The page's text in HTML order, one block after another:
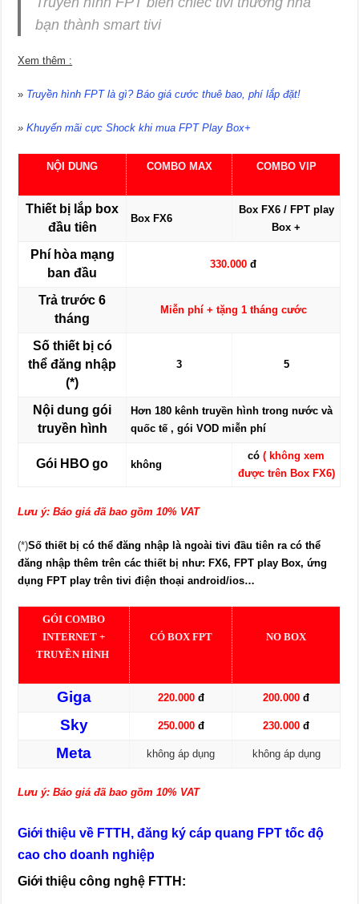
bạn thành smart tivi
Xem thêm :
» Truyền hình FPT là gì? Báo giá cước thuê bao, phí lắp đặt!
»Khuyến mãi cực Shock khi mua FPT Play Box+
NỘI DUNG COMBO MAX COMBO VIP
Thiết bị lắp box
đầu tiên
Box FX6
Box FX6 / FPT play
Box +
Phí hòa mạng
ban đầu
330.000đ
Trả trước 6
tháng
Miễn phí + tặng 1 tháng cước
Số thiết bị có
thể đăng nhập
(*)
3 5
Nội dung gói
truyền hình
Hơn 180 kênh truyền hình trong nước và
quốc tế , gói VOD miễn phí
Gói HBO go không
có ( không xem
được trên Box FX6)
Lưu ý: Báo giá đã bao gồm 10% VAT
(*)Số thiết bị có thể đăng nhập là ngoài tivi đầu tiên ra có thể
đăng nhập thêm trên các thiết bị như: FX6, FPT play Box, ứng
dụng FPT play trên tivi điện thoại android/ios…
GÓI COMBO
INTERNET +
TRUYỀN HÌNH
CÓ BOX FPT NO BOX
Giga 220.000 đ 200.000đ
Sky 250.000 đ 230.000đ
Meta không áp dụng không áp dụng
Lưu ý: Báo giá đã bao gồm 10% VAT
Giới thiệu về FTTH, đăng ký cáp quang FPT tốc độ
cao cho doanh nghiệp
Giới thiệu công nghệ FTTH: